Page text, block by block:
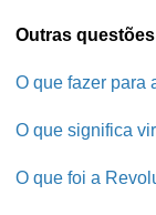
Outras questões
O que fazer para
O que significa
O que foi a